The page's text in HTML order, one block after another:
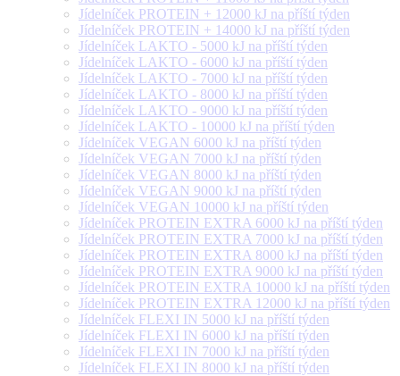
Jídelníček PROTEIN + 12000 kJ na příští týden
Jídelníček PROTEIN + 14000 kJ na příští týden
Jídelníček LAKTO - 5000 kJ na příští týden
Jídelníček LAKTO - 6000 kJ na příští týden
Jídelníček LAKTO - 7000 kJ na příští týden
Jídelníček LAKTO - 8000 kJ na příští týden
Jídelníček LAKTO - 9000 kJ na příští týden
Jídelníček LAKTO - 10000 kJ na příští týden
Jídelníček VEGAN 6000 kJ na příští týden
Jídelníček VEGAN 7000 kJ na příští týden
Jídelníček VEGAN 8000 kJ na příští týden
Jídelníček VEGAN 9000 kJ na příští týden
Jídelníček VEGAN 10000 kJ na příští týden
Jídelníček PROTEIN EXTRA 6000 kJ na příští týden
Jídelníček PROTEIN EXTRA 7000 kJ na příští týden
Jídelníček PROTEIN EXTRA 8000 kJ na příští týden
Jídelníček PROTEIN EXTRA 9000 kJ na příští týden
Jídelníček PROTEIN EXTRA 10000 kJ na příští týden
Jídelníček PROTEIN EXTRA 12000 kJ na příští týden
Jídelníček FLEXI IN 5000 kJ na příští týden
Jídelníček FLEXI IN 6000 kJ na příští týden
Jídelníček FLEXI IN 7000 kJ na příští týden
Jídelníček FLEXI IN 8000 kJ na příští týden